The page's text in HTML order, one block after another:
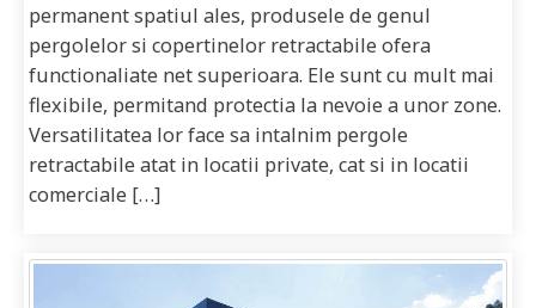
permanent spatiul ales, produsele de genul
pergolelor si copertinelor retractabile ofera
functionaliate net superioara. Ele sunt cu mult mai
flexibile, permitand protectia la nevoie a unor zone.
Versatilitatea lor face sa intalnim pergole
retractabile atat in locatii private, cat si in locatii
comerciale […]